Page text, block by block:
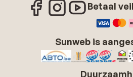
Betaal
Sunweb is